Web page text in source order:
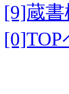
[9]蔵